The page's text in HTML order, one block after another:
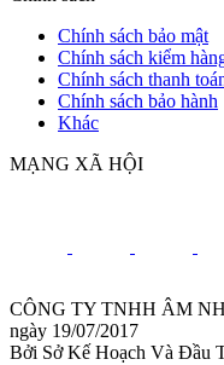
Chính sách bảo mật
Chính sách kiểm
Chính sách thanh
Chính sách bảo hành
Khác
MẠNG XÃ HỘI
CÔNG TY TNHH ÂM
ngày 19/07/2017
Bởi Sở Kế Hoạch Và Đầu